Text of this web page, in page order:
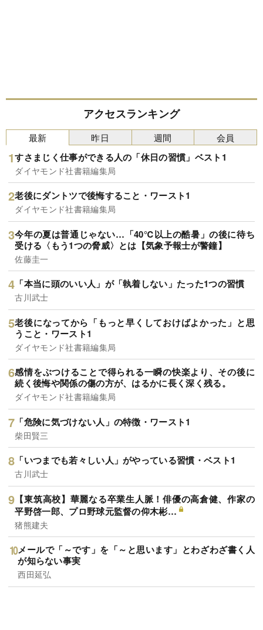
アクセスランキング
最新
すさまじく仕事ができる人の「休日の習慣」ベスト1
ダイヤモンド社書籍編集局
老後にダントツで後悔すること・ワースト1
ダイヤモンド社書籍編集局
今年の夏は普通じゃない…「40℃以上の酷暑」の後に待ち
受ける〈もう1つの脅威〉とは【気象予報士が警鐘】
佐藤圭一
「本当に頭のいい人」が「執着しない」たった1つの習慣
古川武士
老後になってから「もっと早くしておけばよかった」と思
うこと・ワースト1
ダイヤモンド社書籍編集局
感情をぶつけることで得られる一瞬の快楽より、その後に
続く後悔や関係の傷の方が、はるかに長く深く残る。
ダイヤモンド社書籍編集局
「危険に気づけない人」の特徴・ワースト1
柴田賢三
「いつまでも若々しい人」がやっている習慣・ベスト1
古川武士
【東筑高校】華麗なる卒業生人脈！俳優の高倉健、作家の
平野啓一郎、プロ野球元監督の仰木彬…
猪熊建夫
メールで「～です」を「～と思います」とわざわざ書く人
が知らない事実
西田延弘
昨日 週間 会員